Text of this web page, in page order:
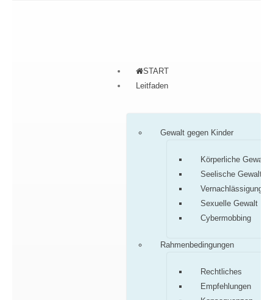
START
Leitfaden
Gewalt gegen Kinder
Körperliche Gewalt
Seelische Gewalt
Vernachlässigung
Sexuelle Gewalt
Cybermobbing
Rahmenbedingungen
Rechtliches
Empfehlungen